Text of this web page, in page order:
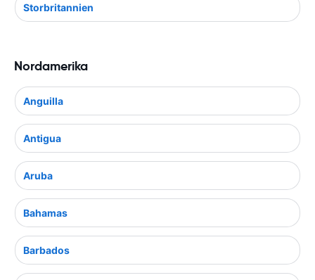
Storbritannien
Nordamerika
Anguilla
Antigua
Aruba
Bahamas
Barbados